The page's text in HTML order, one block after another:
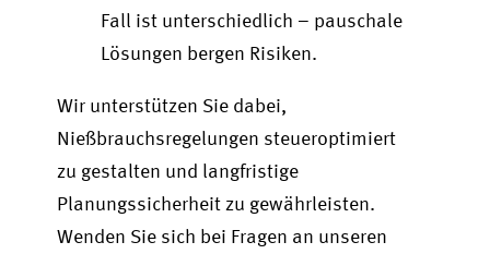
Fall ist unterschiedlich – pauschale
Lösungen bergen Risiken.
Wir unterstützen Sie dabei,
Nießbrauchsregelungen steueroptimiert
zu gestalten und langfristige
Planungssicherheit zu gewährleisten.
Wenden Sie sich bei Fragen an unseren